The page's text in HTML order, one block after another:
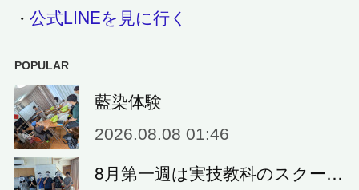
・公式LINEを見に行く
POPULAR
藍染体験
2026.08.08 01:46
8月第一週は実技教科のスクー…